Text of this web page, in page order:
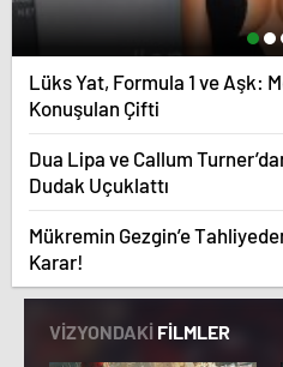
Lüks Yat, Formula 1 ve Aşk:
Konuşulan Çifti
Dua Lipa ve Callum
Dudak Uçuklattı
Mükremin Gezgin’e
Karar!
VİZYONDAKİ FİLMLER